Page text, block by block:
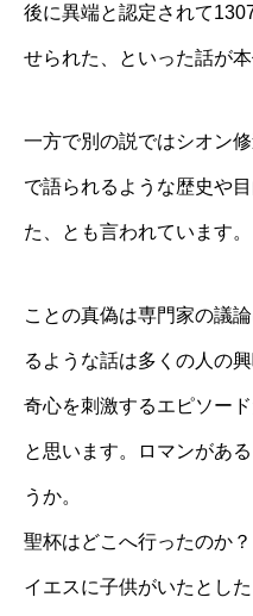
後に異端と認定されて
せられた、といった話が
一方で別の説ではシオン
で語られるような歴史や
た、とも言われています。
ことの真偽は専門家の議
るような話は多くの人の
奇心を刺激するエピソー
と思います。ロマンがあ
うか。
聖杯はどこへ行ったのか？
イエスに子供がいたとした